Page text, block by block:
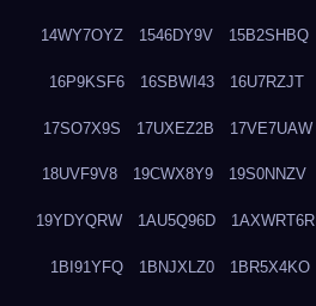
14WY7OYZ 1546DY9V 15B2SHBQ
16P9KSF6 16SBWI43 16U7RZJT
17SO7X9S 17UXEZ2B 17VE7UAW
18UVF9V8 19CWX8Y9 19S0NNZV
19YDYQRW 1AU5Q96D 1AXWRT6R
1BI91YFQ 1BNJXLZ0 1BR5X4KO